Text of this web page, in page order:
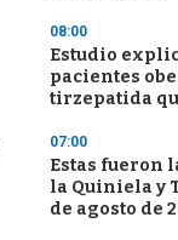
08:00
Estudio
pacientes
tirzepatida
07:00
Estas fueron
la Quiniela y
de agosto de